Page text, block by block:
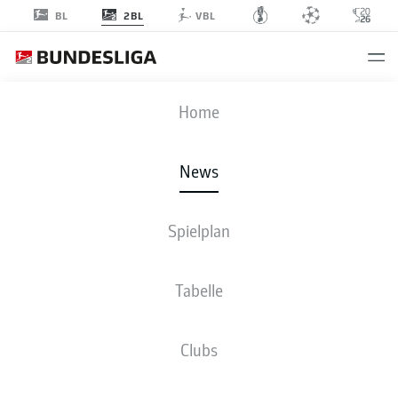
BL 2BL VBL
Home
News
Spielplan
Tabelle
Clubs
Stephan Ambrosius läuft fortan für den KSC auf